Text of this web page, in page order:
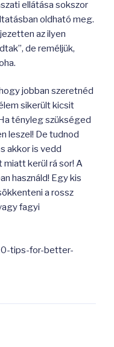
ellátása sokszor
oldható meg.
az ilyen
de reméljük,
jobban szeretnéd
sikerült kicsit
tényleg szükséged
leszel! De tudnod
akkor is vedd
miatt kerül rá sor! A
használd! Egy kis
a rossz
fagyi
tips-for-better-